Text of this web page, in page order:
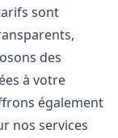
sont
des
à votre
également
nos services